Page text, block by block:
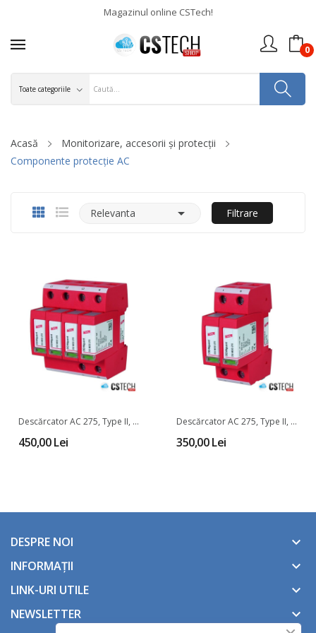
Magazinul online CSTech!
0
Acasă
Monitorizare, accesorii și protecții
Componente protecție AC
Relevanta  Filtrare
Descărcator AC 275, Type II, DEHNguard, 4P...
450,00 Lei
Descărcator AC 275, Type II, DEHNguard, 2P...
350,00 Lei
DESPRE NOI keyboard_arrow_down
INFORMAȚII keyboard_arrow_down
LINK-URI UTILE keyboard_arrow_down
NEWSLETTER keyboard_arrow_down